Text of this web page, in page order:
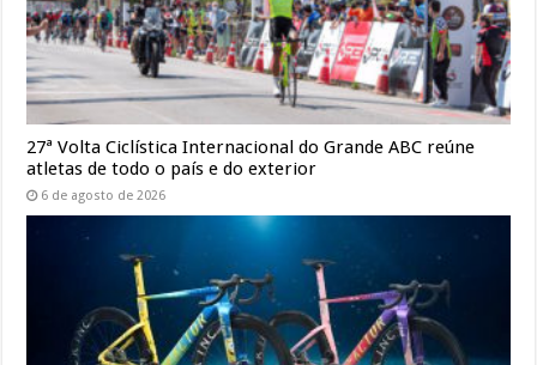
27ª Volta Ciclística Internacional do Grande ABC reúne
atletas de todo o país e do exterior
6 de agosto de 2026